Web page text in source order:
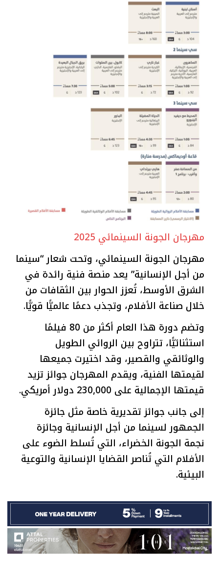
مهرجان الجونة السينمائي 2025
مهرجان الجونة السينمائي، وتحت شعار “سينما
من أجل الإنسانية” يعد منصة فنية رائدة في
الشرق الأوسط، تُعزز الحوار بين الثقافات من
خلال صناعة الأفلام، وتجذب دعمًا عالميًّا قويًّا.
وتضم دورة هذا العام أكثر من 80 فيلمًا
استثنائيًّا، تتراوح بين الروائي الطويل
والوثائقي والقصير، وقد اختيرت جميعها
لقيمتها الفنية، ويقدم المهرجان جوائز تزيد
قيمتها الإجمالية على 230,000 دولار أمريكي.
إلى جانب جوائز تقديرية خاصة مثل جائزة
الجمهور لسينما من أجل الإنسانية وجائزة
نجمة الجونة الخضراء، التي تُسلط الضوء على
الأفلام التي تُناصر القضايا الإنسانية والتوعية
البيئية.